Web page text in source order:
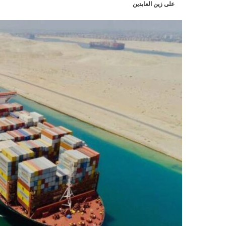
على زين العابدين